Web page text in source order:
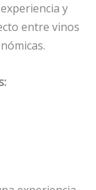
y
entre vinos